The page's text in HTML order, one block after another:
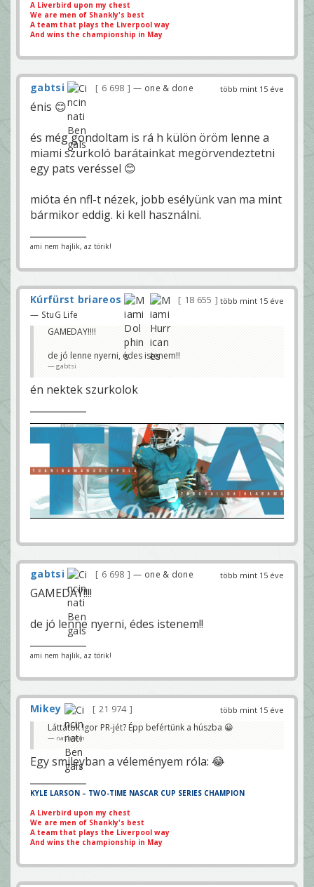
A Liverbird upon my chest
We are men of Shankly's best
A team that plays the Liverpool way
And wins the championship in May
több mint 15 éve
gabtsi 6 698 — one & done
énis 😊
és még gondoltam is rá h külön öröm lenne a
miami szurkoló barátainkat megörvendeztetni
egy pats veréssel 😊
mióta én nfl-t nézek, jobb esélyünk van ma mint
bármikor eddig. ki kell használni.
ami nem hajlik, az törik!
több mint 15 éve
Kúrfürst briareos 18 655
— StuG Life
GAMEDAY!!!!
de jó lenne nyerni, édes istenem!!
gabtsi
én nektek szurkolok
több mint 15 éve
gabtsi 6 698 — one & done
GAMEDAY!!!!
de jó lenne nyerni, édes istenem!!
ami nem hajlik, az törik!
több mint 15 éve
Mikey
21 974
Láttátok Igor PR-jét? Épp befértünk a húszba 😀
nasheem
Egy smileyban a véleményem róla: 😂
KYLE LARSON – TWO-TIME NASCAR CUP SERIES CHAMPION
A Liverbird upon my chest
We are men of Shankly's best
A team that plays the Liverpool way
And wins the championship in May